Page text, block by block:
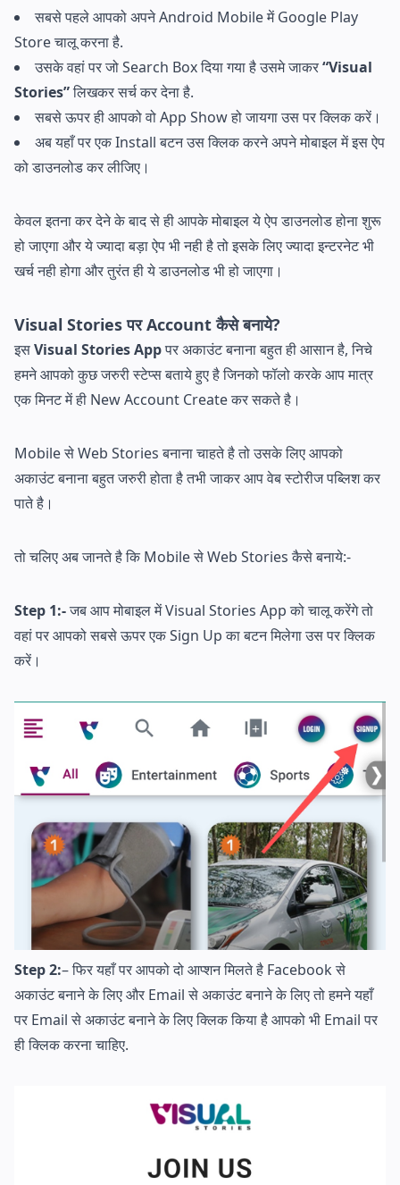
सबसे पहले आपको अपने Android Mobile में Google Play
Store चालू करना है.
उसके वहां पर जो Search Box दिया गया है उसमे जाकर“Visual
Stories”लिखकर सर्च कर देना है.
सबसे ऊपर ही आपको वो App Show हो जायगा उस पर क्लिक करें।
अब यहाँ पर एक Install बटन उस क्लिक करने अपने मोबाइल में इस ऐप
को डाउनलोड कर लीजिए।
केवल इतना कर देने के बाद से ही आपके मोबाइल ये ऐप डाउनलोड होना शुरू
हो जाएगा और ये ज्यादा बड़ा ऐप भी नही है तो इसके लिए ज्यादा इन्टरनेट भी
खर्च नही होगा और तुरंत ही ये डाउनलोड भी हो जाएगा।
Visual Stories पर Account कैसे बनाये?
इसVisual Stories Appपर अकाउंट बनाना बहुत ही आसान है, निचे
हमने आपको कुछ जरुरी स्टेप्स बताये हुए है जिनको फॉलो करके आप मात्र
एक मिनट में ही New Account Create कर सकते है।
Mobile से Web Stories बनाना चाहते है तो उसके लिए आपको
अकाउंट बनाना बहुत जरुरी होता है तभी जाकर आप वेब स्टोरीज पब्लिश कर
पाते है।
तो चलिए अब जानते है कि Mobile से Web Stories कैसे बनाये:-
Step 1:-जब आप मोबाइल में Visual Stories App को चालू करेंगे तो
वहां पर आपको सबसे ऊपर एक Sign Up का बटन मिलेगा उस पर क्लिक
करें।
Step 2:– फिर यहाँ पर आपको दो आप्शन मिलते है Facebook से
अकाउंट बनाने के लिए और Email से अकाउंट बनाने के लिए तो हमने यहाँ
पर Email से अकाउंट बनाने के लिए क्लिक किया है आपको भी Email पर
ही क्लिक करना चाहिए.